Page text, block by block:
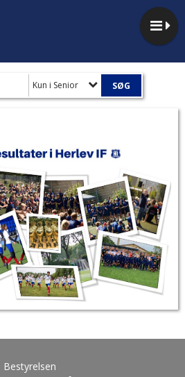
Kun i Senior
Bestyrelsen